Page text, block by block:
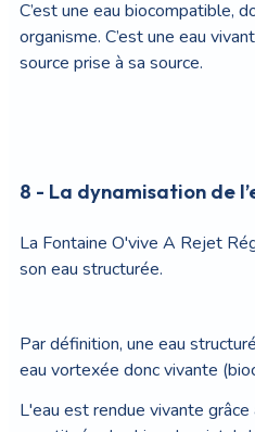
C’est une eau biocompatible,
organisme. C’est une eau
source prise à sa source.
8 - La dynamisation de
La Fontaine O'vive A Rejet
son eau structurée.
Par définition, une eau
eau vortexée donc vivante
L'eau est rendue vivante